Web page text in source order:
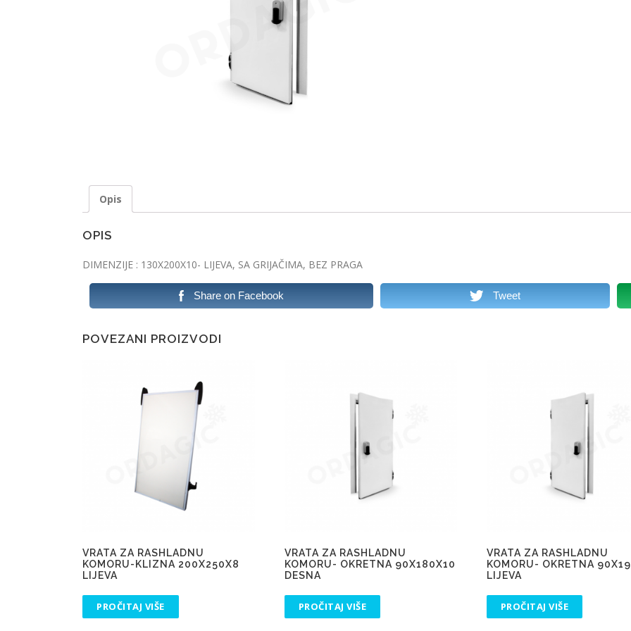
Opis
OPIS
DIMENZIJE : 130X200X10- LIJEVA, SA GRIJAČIMA, BEZ PRAGA
Share on Facebook Tweet
POVEZANI PROIZVODI
VRATA ZA RASHLADNU
KOMORU-KLIZNA 200X250X8
LIJEVA
PROČITAJ VIŠE
VRATA ZA RASHLADNU
KOMORU- OKRETNA 90X180X10
DESNA
PROČITAJ VIŠE
VRATA ZA RASHLADNU
KOMORU- OKRETNA
LIJEVA
PROČITAJ VIŠE